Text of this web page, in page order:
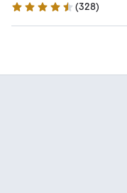
4.6 Sterne
(328)